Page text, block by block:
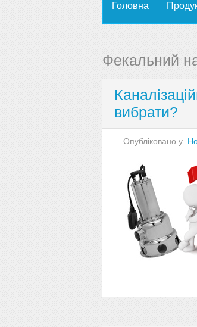
Головна
Фекальний
вибрати?
Опубліковано у